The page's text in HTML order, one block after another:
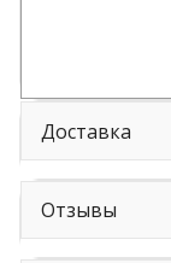
Доставка
Отзывы